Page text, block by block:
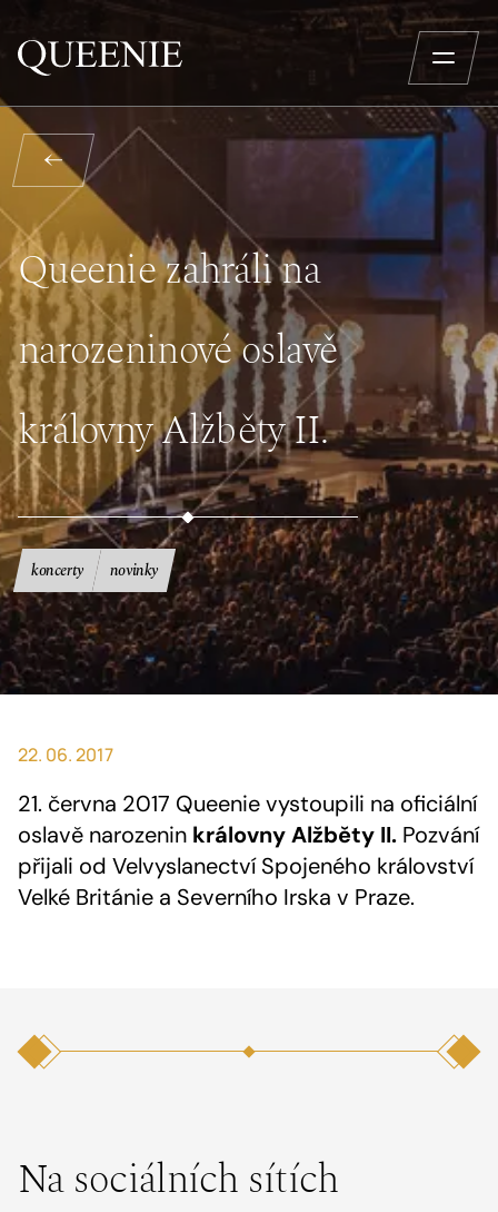
Queenie zahráli na
narozeninové oslavě
královny Alžběty II.
koncerty novinky
22. 06. 2017
21. června 2017 Queenie vystoupili na oficiální
oslavě narozenin královny Alžběty II. Pozvání
přijali od Velvyslanectví Spojeného království
Velké Británie a Severního Irska v Praze.
Na sociálních sítích